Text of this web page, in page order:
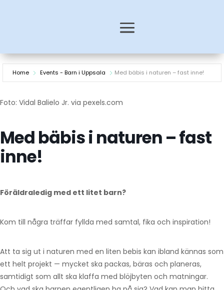
Home Events - Barn i Uppsala Med bäbis i naturen – fast inne!
Foto: Vidal Balielo Jr. via pexels.com
Med bäbis i naturen – fast
inne!
Föräldraledig med ett litet barn?
Kom till några träffar fyllda med samtal, fika och inspiration!
Att ta sig ut i naturen med en liten bebis kan ibland kännas som
ett helt projekt — mycket ska packas, bäras och planeras,
samtidigt som allt ska klaffa med blöjbyten och matningar.